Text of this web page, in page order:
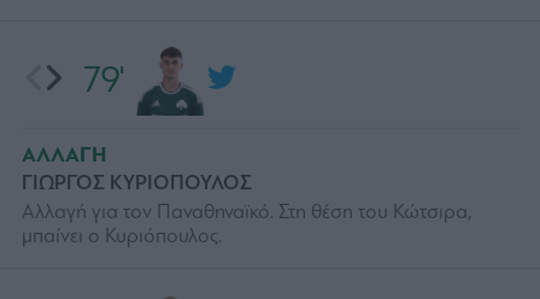
79'
ΑΛΛΑΓΗ
ΓΙΩΡΓΟΣ ΚΥΡΙΟΠΟΥΛΟΣ
Αλλαγή για τον Παναθηναϊκό. Στη θέση του Κώτσιρα,
μπαίνει ο Κυριόπουλος.